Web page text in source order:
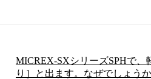
MICREX-SXシリーズSPHで
り］と出ます。なぜでしょう